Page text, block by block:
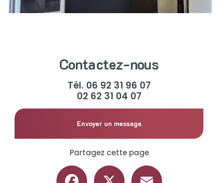
Contactez-nous
Tél. 06 92 31 96 07
02 62 31 04 07
Envoyer un message
Partagez cette page
Facebook